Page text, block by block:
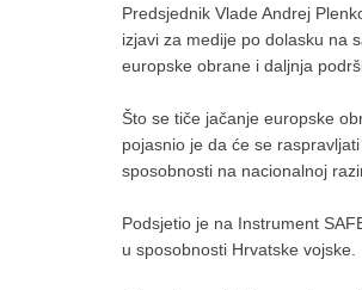
Predsjednik Vlade Andrej
izjavi za medije po dolasku na
europske obrane i daljnja
Što se tiče jačanje europske
pojasnio je da će se
sposobnosti na nacionalnoj
Podsjetio je na Instrument
u sposobnosti Hrvatske vojske.